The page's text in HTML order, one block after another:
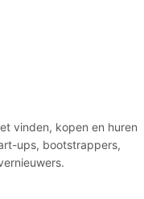
vinden, kopen en huren
ups, bootstrappers,